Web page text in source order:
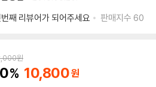
째 리뷰어가 되어주세요
판매지수 60
원
10,800